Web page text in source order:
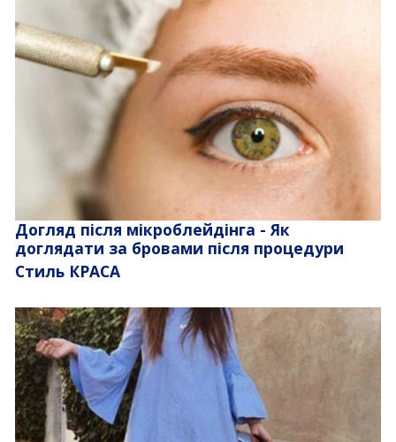
Догляд після мікроблейдінга - Як
доглядати за бровами після процедури
Стиль КРАСА